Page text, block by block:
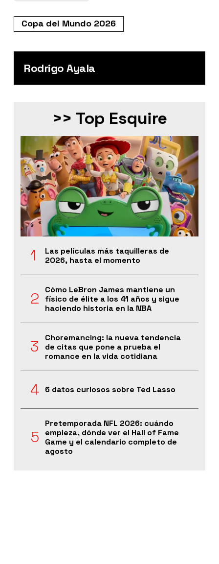
Copa del Mundo 2026
Rodrigo Ayala
>> Top Esquire
Las películas más taquilleras de
2026, hasta el momento
Cómo LeBron James mantiene un
físico de élite a los 41 años y sigue
haciendo historia en la NBA
Choremancing: la nueva tendencia
de citas que pone a prueba el
romance en la vida cotidiana
6 datos curiosos sobre Ted Lasso
Pretemporada NFL 2026: cuándo
empieza, dónde ver el Hall of Fame
Game y el calendario completo de
agosto